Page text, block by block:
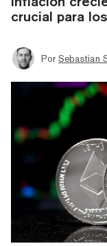
crucial para
Por Sebastian